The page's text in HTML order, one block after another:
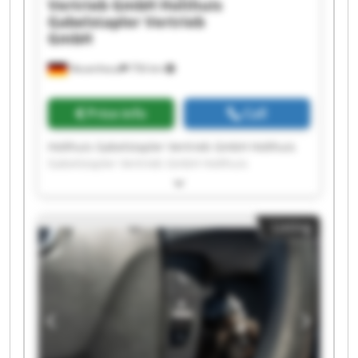
Neuenhaus 756 km
Vertrieb GmbHHolthuis
Gabelstapler Vertrieb
GmbH
Price info Call
Holthuis Gabelstapler Vertrieb GmbH Holthuis
Gabelstapler Vertrieb GmbH Holthuis
Gabelstapler Vertrieb GmbH Holthuis
Gabelstapler Vertrieb GmbH Holthuis
Gabelstapler Vertrieb GmbH Holthuis
Gabelstapler Vertrieb GmbH Holthuis
Gabelstapler Vertrieb GmbH Holthuis
Gabelstapler Vertrieb GmbH Holthuis
Gabelstapler Vertrieb GmbH Holthuis
Gabelstapler Vertrieb GmbH Holthuis
Listing